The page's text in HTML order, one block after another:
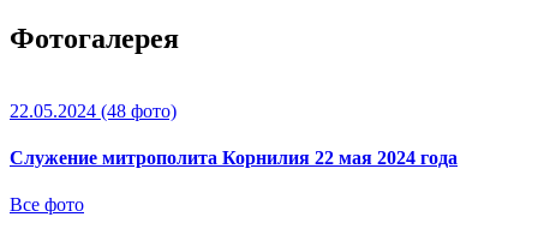
Фотогалерея
22.05.2024 (48 фото)
Служение митрополита Корнилия 22 мая 2024 года
Все фото